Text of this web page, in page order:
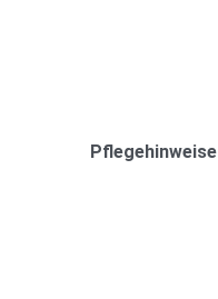
Pflegehinweise